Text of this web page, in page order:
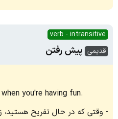
verb - intransitive
قدیمی پیش رفتن
you're having fun.
وقتی که در حال تفریح